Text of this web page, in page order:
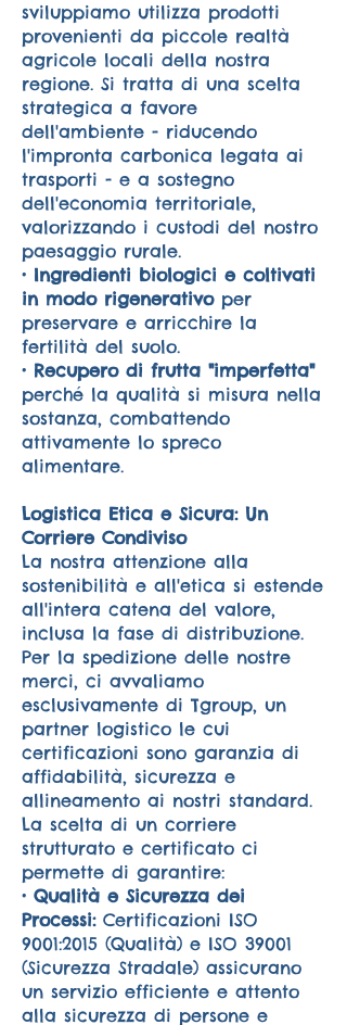
sviluppiamo utilizza prodotti
provenienti da piccole realtà
agricole locali della nostra
regione. Si tratta di una scelta
strategica a favore
dell'ambiente - riducendo
l'impronta carbonica legata ai
trasporti - e a sostegno
dell'economia territoriale,
valorizzando i custodi del nostro
paesaggio rurale.
• Ingredienti biologici e coltivati
in modo rigenerativo per
preservare e arricchire la
fertilità del suolo.
• Recupero di frutta "imperfetta"
perché la qualità si misura nella
sostanza, combattendo
attivamente lo spreco
alimentare.
Logistica Etica e Sicura: Un
Corriere Condiviso
La nostra attenzione alla
sostenibilità e all'etica si estende
all'intera catena del valore,
inclusa la fase di distribuzione.
Per la spedizione delle nostre
merci, ci avvaliamo
esclusivamente di Tgroup, un
partner logistico le cui
certificazioni sono garanzia di
affidabilità, sicurezza e
allineamento ai nostri standard.
La scelta di un corriere
strutturato e certificato ci
permette di garantire:
• Qualità e Sicurezza dei
Processi: Certificazioni ISO
9001:2015 (Qualità) e ISO 39001
(Sicurezza Stradale) assicurano
un servizio efficiente e attento
alla sicurezza di persone e